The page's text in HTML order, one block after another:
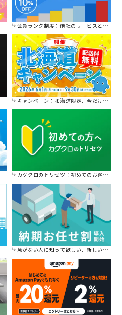
会員ランク制度：他社のサービスと比較してください。
キャンペーン：北海道限定、今だけ送料無料！
カグクロのトリセツ：初めてのお客様はこちら。
急がない人に知って欲しい、新しい割引を始めました。